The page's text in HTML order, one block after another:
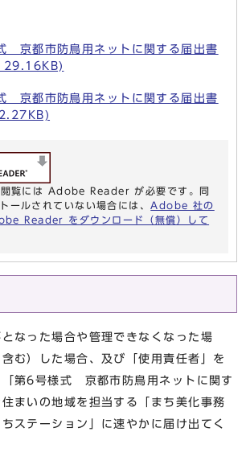
京都市防鳥用ネットに関する届出書
29.16KB)
京都市防鳥用ネットに関する届出書
閲覧には Adobe Reader が必要です。同
ールされていない場合には、 Adobe 社の
Reader をダウンロード（無償）して
なった場合や管理できなくなった場
む）した場合、及び「使用責任者」を
「第6号様式 京都市防鳥用ネットに関す
まいの地域を担当する「まち美化事務
ステーション」に速やかに届け出てく